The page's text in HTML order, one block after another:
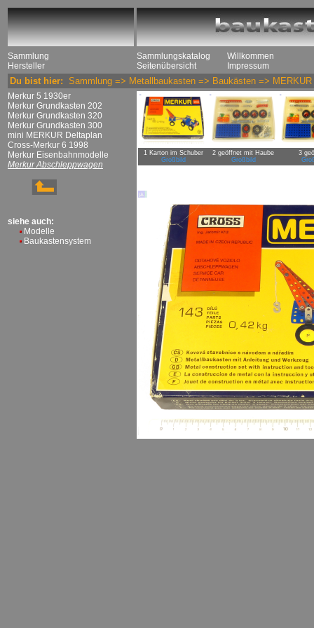
Sammlung
Hersteller
Sammlungskatalog
Seitenübersicht
Willkommen
Impressum
Du bist hier: Sammlung => Metallbaukasten => Baukästen => MERKUR
Merkur 5 1930er
Merkur Grundkasten 202
Merkur Grundkasten 320
Merkur Grundkasten 300
mini MERKUR Deltaplan
Cross-Merkur 6 1998
Merkur Eisenbahnmodelle
Merkur Abschleppwagen
siehe auch:
Modelle
Baukastensystem
1 Karton im Schuber
Großbild
2 geöffnet mit Haube
Großbild
3